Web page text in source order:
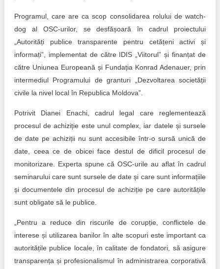
Democrația, independența și transparența instituțiilor
publice-cheie din Moldova
Achiziții publice
Achizițiile publice în vizorul societății civile
Programul, care are ca scop consolidarea rolului de watch-
dog al OSC-urilor, se desfășoară în cadrul proiectului
„Autorități publice transparente pentru cetățeni activi și
informați”, implementat de către IDIS „Viitorul” și finanțat de
către Uniunea Europeană și Fundația Konrad Adenauer, prin
intermediul Programului de granturi „Dezvoltarea societății
civile la nivel local în Republica Moldova”.
Potrivit Dianei Enachi, cadrul legal care reglementează
procesul de achiziție este unul complex, iar datele și sursele
de date pe achiziții nu sunt accesibile într-o sursă unică de
date, ceea ce de obicei face destul de dificil procesul de
monitorizare. Experta spune că OSC-urile au aflat în cadrul
seminarului care sunt sursele de date și care sunt informațiile
și documentele din procesul de achiziție pe care autoritățile
sunt obligate să le publice.
„Pentru a reduce din riscurile de corupție, conflictele de
interese și utilizarea banilor în alte scopuri este important ca
autoritățile publice locale, în calitate de fondatori, să asigure
transparența și profesionalismul în administrarea corporativă